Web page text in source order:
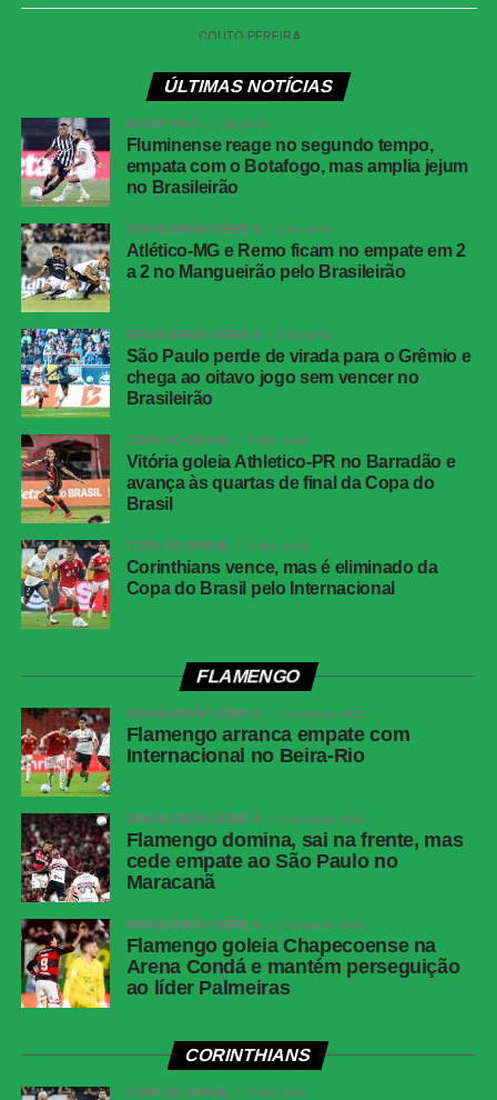
amarelos
Vitão (Internacional) e De La Cruz
(Flamengo)
Gol do
Internacional
Vitinho, aos 26 minutos do primeiro tempo
Flamengo
tempo
Internacional
Matheus Cunha; Bruno Gomes, Gabriel
Bruno Henrique e Alan Patrick; Vitinho,
Bernabei e Carbonero. Técnico: Paulo
Pezzolano.
Flamengo
Rossi; Varela, Vitão, Léo Pereira (Danilo) e
Alex Sandro; Everton Araújo (Erick Pulgar),
Jorginho e Arrascaeta; Carrascal, Samuel
Lino e Pedro. Técnico: Leonardo Jardim.
WhatsApp
Messenger
LinkedIn
ÚLTIMAS NOTÍCIAS
BOTAFOGO 1 dia atrás
Fluminense reage no segundo tempo,
empata com o Botafogo, mas amplia jejum
no Brasileirão
BRASILEIRÃO SÉRIE A 1 dia atrás
Atlético-MG e Remo ficam no empate em 2
a 2 no Mangueirão pelo Brasileirão
BRASILEIRÃO SÉRIE A 1 dia atrás
São Paulo perde de virada para o Grêmio e
chega ao oitavo jogo sem vencer no
Brasileirão
COPA DO BRASIL 3 dias atrás
Vitória goleia Athletico-PR no Barradão e
avança às quartas de final da Copa do
Brasil
COPA DO BRASIL 3 dias atrás
Corinthians vence, mas é eliminado da
Copa do Brasil pelo Internacional
FLAMENGO
BRASILEIRÃO SÉRIE A 2 semanas atrás
Flamengo arranca empate com
Internacional no Beira-Rio
BRASILEIRÃO SÉRIE A 2 semanas atrás
Flamengo domina, sai na frente, mas
cede empate ao São Paulo no
Maracanã
BRASILEIRÃO SÉRIE A 3 semanas atrás
Flamengo goleia Chapecoense na
Arena Condá e mantém perseguição
ao líder Palmeiras
CORINTHIANS
COPA DO BRASIL 3 dias atrás